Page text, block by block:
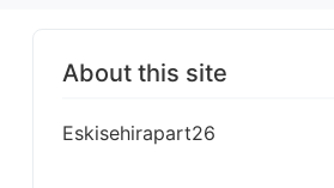
About this site
Eskisehirapart26